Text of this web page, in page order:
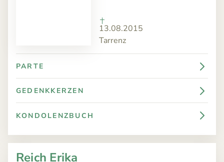
13.08.2015
Tarrenz
PARTE
GEDENKKERZEN
KONDOLENZBUCH
Reich Erika